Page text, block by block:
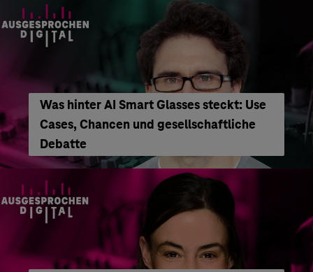
Was hinter AI Smart Glasses steckt: Use
Cases, Chancen und gesellschaftliche
Debatte